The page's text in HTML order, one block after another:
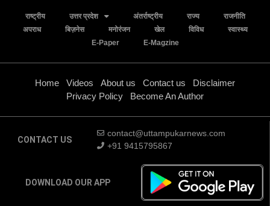
राष्ट्रीय उत्तर प्रदेश अंतर्राष्ट्रीय राज्य
राजनीति
अपराध
बिज़नेस मनोरंजन खेल विविध
स्वास्थ्य
E-Paper
E-Magzine
Home Videos About us Contact us
Disclaimer
Privacy Policy
Become An Author
CONTACT US
contact@uttampukarnews.com
+91 9415795867
DOWNLOAD OUR APP